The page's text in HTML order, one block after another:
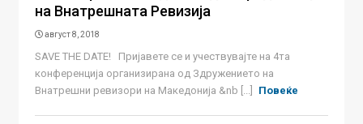
на Внатрешната Ревизија
август 8, 2018
SAVE THE DATE! Пријавете се и учествувајте на 4та
конференција организирана од Здружението на
Внатрешни ревизори на Македонија &nb [...]
Повеќе